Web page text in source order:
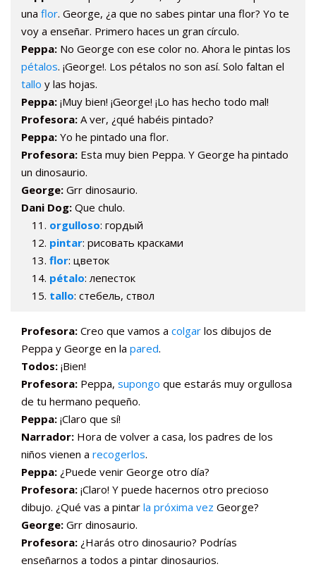
una flor. George, ¿a que no sabes pintar una flor? Yo te
voy a enseñar. Primero haces un gran círculo.
Peppa: No George con ese color no. Ahora le pintas los
pétalos. ¡George!. Los pétalos no son así. Solo faltan el
tallo y las hojas.
Peppa: ¡Muy bien! ¡George! ¡Lo has hecho todo mal!
Profesora: A ver, ¿qué habéis pintado?
Peppa: Yo he pintado una flor.
Profesora: Esta muy bien Peppa. Y George ha pintado
un dinosaurio.
George: Grr dinosaurio.
Dani Dog: Que chulo.
orgulloso: гордый
pintar: рисовать красками
flor: цветок
pétalo: лепесток
tallo: стебель, ствол
Profesora: Creo que vamos a colgar los dibujos de
Peppa y George en la pared.
Todos: ¡Bien!
Profesora: Peppa, supongo que estarás muy orgullosa
de tu hermano pequeño.
Peppa: ¡Claro que sí!
Narrador: Hora de volver a casa, los padres de los
niños vienen a recogerlos.
Peppa: ¿Puede venir George otro día?
Profesora: ¡Claro! Y puede hacernos otro precioso
dibujo. ¿Qué vas a pintar la próxima vez George?
George: Grr dinosaurio.
Profesora: ¿Harás otro dinosaurio? Podrías
enseñarnos a todos a pintar dinosaurios.